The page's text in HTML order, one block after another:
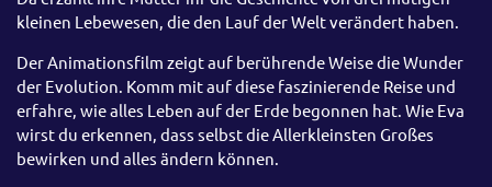
kleinen Lebewesen, die den Lauf der Welt verändert haben.
Der Animationsfilm zeigt auf berührende Weise die Wunder
der Evolution. Komm mit auf diese faszinierende Reise und
erfahre, wie alles Leben auf der Erde begonnen hat. Wie Eva
wirst du erkennen, dass selbst die Allerkleinsten Großes
bewirken und alles ändern können.